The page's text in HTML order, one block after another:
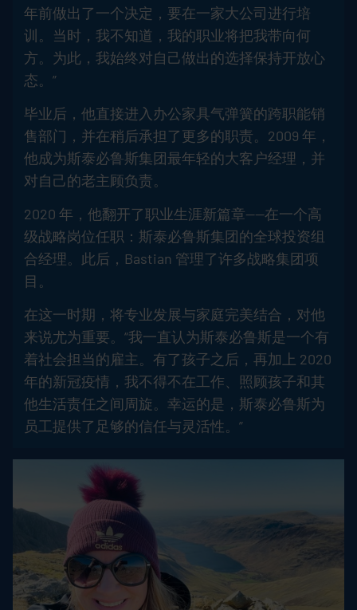
年前做出了一个决定，要在一家大公司进行培
训。当时，我不知道，我的职业将把我带向何
方。为此，我始终对自己做出的选择保持开放心
态。”
毕业后，他直接进入办公家具气弹簧的跨职能销
售部门，并在稍后承担了更多的职责。2009 年，
他成为斯泰必鲁斯集团最年轻的大客户经理，并
对自己的老主顾负责。
2020 年，他翻开了职业生涯新篇章——在一个高
级战略岗位任职：斯泰必鲁斯集团的全球投资组
合经理。此后，Bastian 管理了许多战略集团项
目。
在这一时期，将专业发展与家庭完美结合，对他
来说尤为重要。“我一直认为斯泰必鲁斯是一个有
着社会担当的雇主。有了孩子之后，再加上 2020
年的新冠疫情，我不得不在工作、照顾孩子和其
他生活责任之间周旋。幸运的是，斯泰必鲁斯为
员工提供了足够的信任与灵活性。”